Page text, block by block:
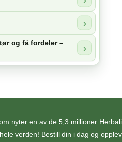
og få fordeler –
nyter en av de 5,3 millioner
verden! Bestill din i dag og